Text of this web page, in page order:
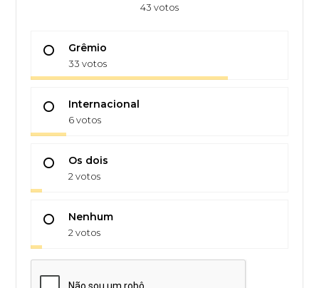
43 votos
Grêmio
33 votos
Internacional
6 votos
Os dois
2 votos
Nenhum
2 votos